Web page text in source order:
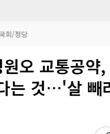
회/정당
오 교통공약
는 것…'살 빼